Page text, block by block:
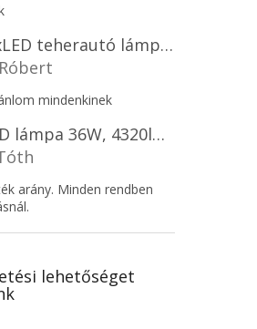
Hátsó 14xLED teherautó lámpa, 12V, bal vagy jobb oldali vagy jobb oldali/2-PACK! [L1070-BL]
5-ből 5 csillag.
mindenkinek
Vízálló LED lámpa 36W, 4320lm (120lm/W), IP65, 120cm, 5+7 gratis!
5-ből 5 csillag.
arány. Minden rendben
lehetőséget